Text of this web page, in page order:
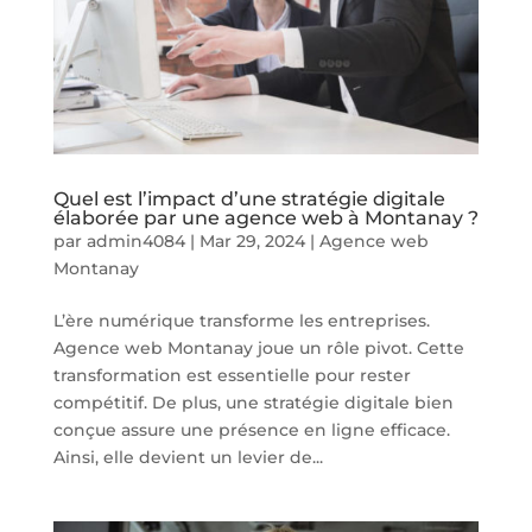
Quel est l’impact d’une stratégie digitale
élaborée par une agence web à Montanay ?
par admin4084| Mar 29, 2024| Agence web
Montanay
L’ère numérique transforme les entreprises.
Agence web Montanay joue un rôle pivot. Cette
transformation est essentielle pour rester
compétitif. De plus, une stratégie digitale bien
conçue assure une présence en ligne efficace.
Ainsi, elle devient un levier de...